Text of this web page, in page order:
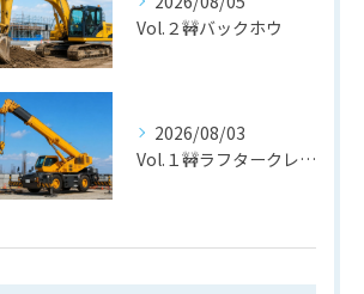
Vol.２🚧バックホウ
2026/08/03
Vol.１🚧ラフタークレーン